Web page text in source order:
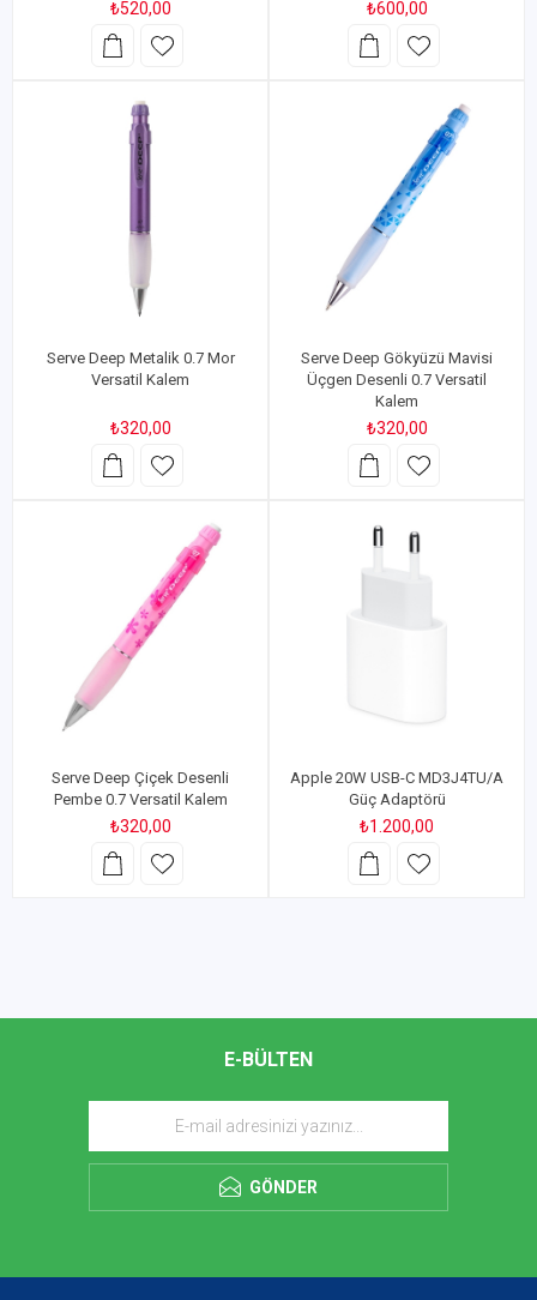
₺520,00 ₺600,00
Serve Deep Metalik 0.7 Mor
Versatil Kalem
₺320,00
Serve Deep Gökyüzü Mavisi
Üçgen Desenli 0.7 Versatil
Kalem
₺320,00
Serve Deep Çiçek Desenli
Pembe 0.7 Versatil Kalem
₺320,00
Apple 20W USB-C MD3J4TU/A
Güç Adaptörü
₺1.200,00
E-BÜLTEN
GÖNDER